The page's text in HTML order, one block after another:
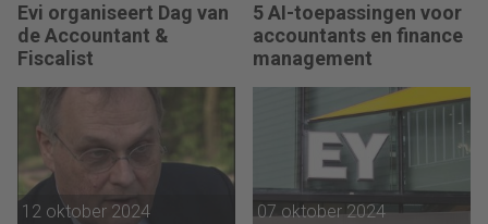
Evi organiseert Dag van
de Accountant &
Fiscalist
5 AI-toepassingen voor
accountants en finance
management
12 oktober 2024 07 oktober 2024